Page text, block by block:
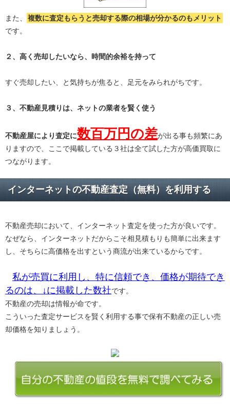
また、 複数に査定もらうと売却する際の相場が分かるのもメリット
です。
２、高く売却したいなら、時間的余裕を持って
すぐ売却したい、と気持ちが焦ると、足元をみられがちです。
３、不動産見積りは、ネットの業者を賢く使う
不動産屋により査定に数百万円の差が出る事も頻繁にあ
りますので、ここで掲載している３社は全て試した方が高価買取に
つながります。
インターネットの不動産査定（無料）を利用する
不動産売却において、インターネット査定を使った方が良いです。
なぜなら、インターネットだからこそ相見積もりも簡単に出来ます
し、そちらに高価格を出すという商流が出来ているからです。
私が売買に利用し、特に信頼でき、価格が期待でき
るのは、↓に掲載した数社です。
不動産の売却は情報が命です。
こういった査定サービスを賢く利用する事で保有不動産の正しい売
却価格を知りましょう。